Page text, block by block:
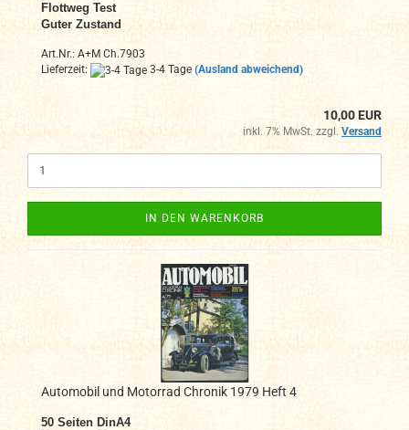
Flottweg Test
Guter Zustand
Art.Nr.: A+M Ch.7903
Lieferzeit:
3-4 Tage (Ausland abweichend)
10,00 EUR
inkl. 7% MwSt. zzgl. Versand
IN DEN WARENKORB
Automobil und Motorrad Chronik 1979 Heft 4
50 Seiten DinA4